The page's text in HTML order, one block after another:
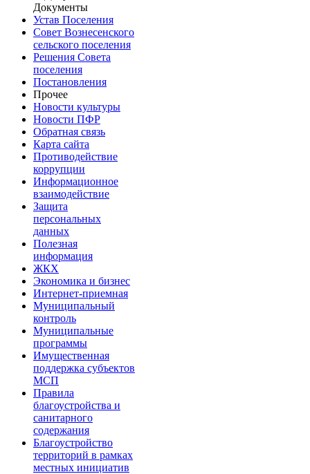
Документы
Устав Поселения
Совет Вознесенского
сельского поселения
Решения Совета
поселения
Постановления
Прочее
Новости культуры
Новости ПФР
Обратная связь
Карта сайта
Противодействие
коррупции
Информационное
взаимодействие
Защита
персональных
данных
Полезная
информация
ЖКХ
Экономика и бизнес
Интернет-приемная
Муниципальный
контроль
Муниципальные
программы
Имущественная
поддержка субъектов
МСП
Правила
благоустройства и
санитарного
содержания
Благоустройство
территорий в рамках
местных инициатив